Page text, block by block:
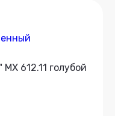
612.11 голубой